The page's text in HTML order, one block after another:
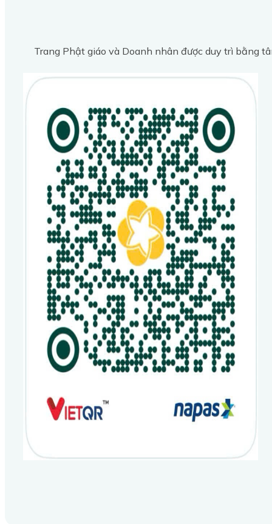
Trang Phật giáo và Doanh nhân được duy trì bằng